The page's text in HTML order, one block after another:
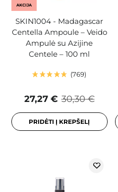
AKCIJA
SKIN1004 - Madagascar
Centella Ampoule – Veido
Ampulė su Azijine
Centele – 100 ml
769
30,30 €
27,27 €
PRIDĖTI Į KREPŠELĮ